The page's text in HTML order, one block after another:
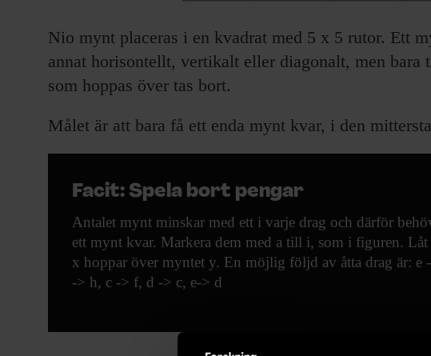
Nio mynt placeras i en kvadrat med 5 x 5 rutor. Ett
annat horisontellt, vertikalt eller diagonalt, men
som hoppas över tas bort.
Målet är att bara få ett enda mynt kvar, i den
Facit: Spela bort pengar
Antalet mynt minskar med ett i varje drag och därför
ett mynt kvar. Markera dem med a till i, som i figuren.
x hoppar över myntet y. En möjlig följd av åtta drag är: e
-> h, c -> f, d -> c, e-> d